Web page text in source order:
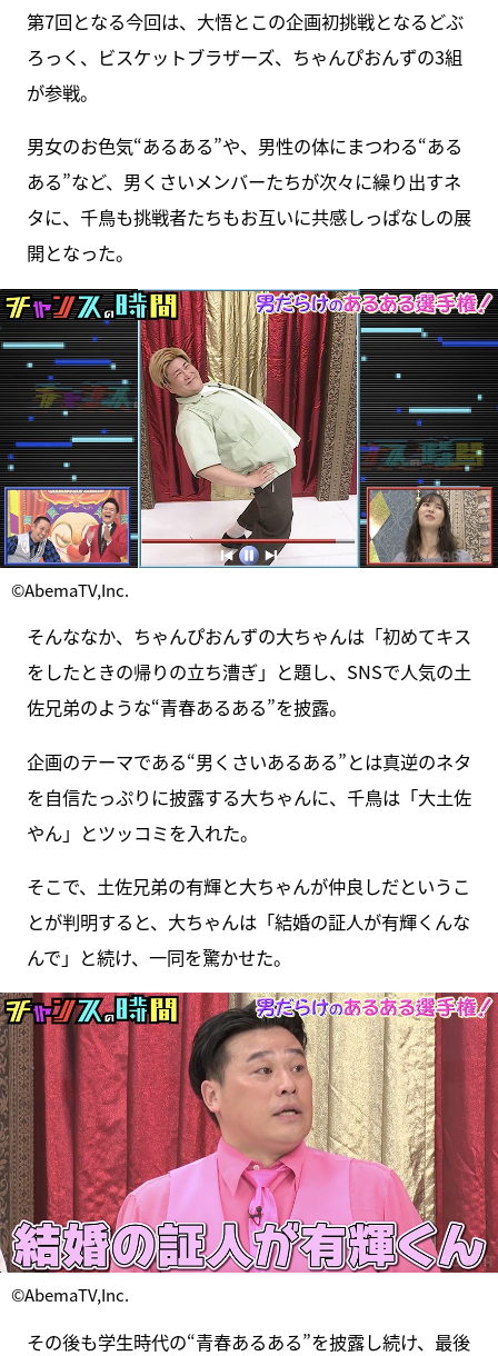
第7回となる今回は、大悟とこの企画初挑戦となるどぶ
ろっく、ビスケットブラザーズ、ちゃんぴおんずの3組
が参戦。
男女のお色気“あるある”や、男性の体にまつわる“ある
ある”など、男くさいメンバーたちが次々に繰り出すネ
タに、千鳥も挑戦者たちもお互いに共感しっぱなしの展
開となった。
©AbemaTV,Inc.
そんななか、ちゃんぴおんずの大ちゃんは「初めてキス
をしたときの帰りの立ち漕ぎ」と題し、SNSで人気の土
佐兄弟のような“青春あるある”を披露。
企画のテーマである“男くさいあるある”とは真逆のネタ
を自信たっぷりに披露する大ちゃんに、千鳥は「大土佐
やん」とツッコミを入れた。
そこで、土佐兄弟の有輝と大ちゃんが仲良しだというこ
とが判明すると、大ちゃんは「結婚の証人が有輝くんな
んで」と続け、一同を驚かせた。
©AbemaTV,Inc.
その後も学生時代の“青春あるある”を披露し続け、最後